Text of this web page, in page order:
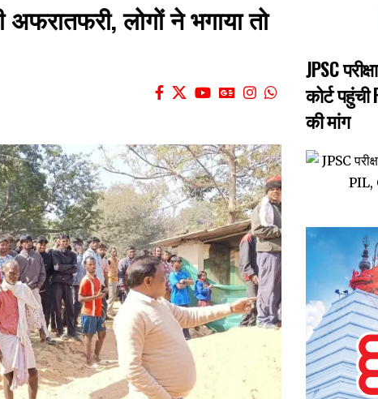
लोगों ने भगाया तो
JPSC
कोर्ट
की मांग